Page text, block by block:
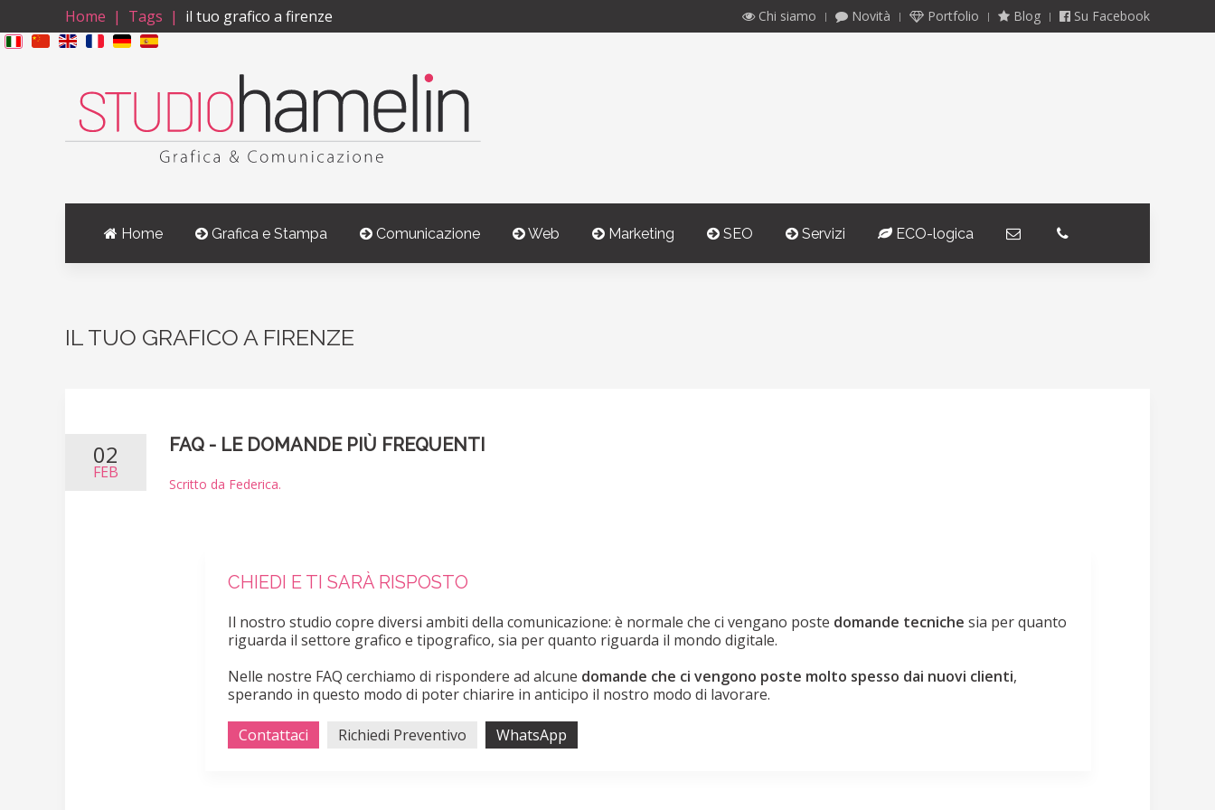
Home Tags il tuo grafico a firenze Chi siamo Novità Portfolio Blog Su Facebook
Home Grafica e Stampa Comunicazione Web Marketing SEO Servizi ECO-logica
IL TUO GRAFICO A FIRENZE
02
FEB
FAQ - LE DOMANDE PIÙ FREQUENTI
Scritto da Federica.
CHIEDI E TI SARÀ RISPOSTO
Il nostro studio copre diversi ambiti della comunicazione: è normale che ci vengano poste domande tecniche sia per quanto
riguarda il settore grafico e tipografico, sia per quanto riguarda il mondo digitale.
Nelle nostre FAQ cerchiamo di rispondere ad alcune domande che ci vengono poste molto spesso dai nuovi clienti,
sperando in questo modo di poter chiarire in anticipo il nostro modo di lavorare.
Contattaci Richiedi Preventivo WhatsApp